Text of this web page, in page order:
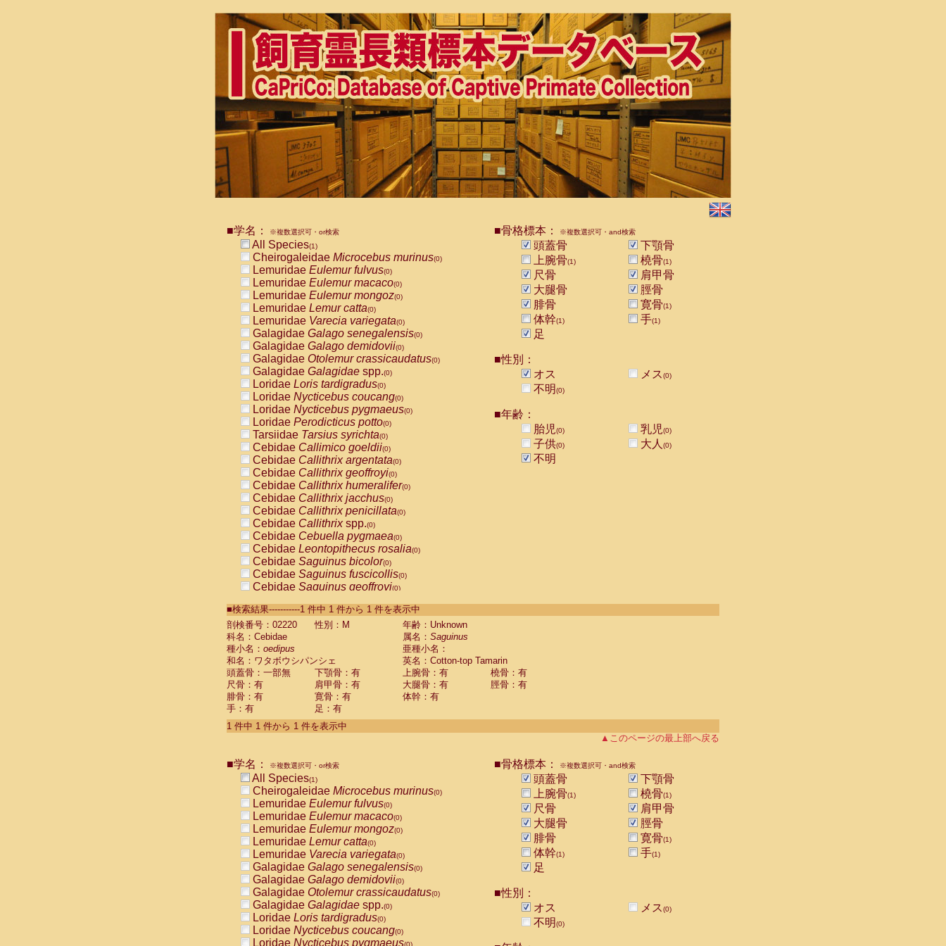
■学名： ※複数選択可・or検索
All Species(1)
Cheirogaleidae Microcebus murinus(0)
Lemuridae Eulemur fulvus(0)
Lemuridae Eulemur macaco(0)
Lemuridae Eulemur mongoz(0)
Lemuridae Lemur catta(0)
Lemuridae Varecia variegata(0)
Galagidae Galago senegalensis(0)
Galagidae Galago demidovii(0)
Galagidae Otolemur crassicaudatus(0)
Galagidae Galagidae spp.(0)
Loridae Loris tardigradus(0)
Loridae Nycticebus coucang(0)
Loridae Nycticebus pygmaeus(0)
Loridae Perodicticus potto(0)
Tarsiidae Tarsius syrichta(0)
Cebidae Callimico goeldii(0)
Cebidae Callithrix argentata(0)
Cebidae Callithrix geoffroyi(0)
Cebidae Callithrix humeralifer(0)
Cebidae Callithrix jacchus(0)
Cebidae Callithrix penicillata(0)
Cebidae Callithrixspp.(0)
Cebidae Cebuella pygmaea(0)
Cebidae Leontopithecus rosalia(0)
Cebidae Saguinus bicolor(0)
Cebidae Saguinus fuscicollis(0)
Cebidae Saguinus geoffroyi(0)
CebidaeSaguinus labiatus(0)
Cebidae Saguinus leucopus (0)
Cebidae
Cebidae
CebidaeSaguinus nigricollis (0)
Cebidae Saguinus oedipus
Cebidae Saguinus weddelli
Cebidae Saguinusspp.
Cebidae Aotus trivirgatus
Cebidae Cebus albifrons
CebidaeCebus nigrivittatus
CebidaeCebus
CebidaeSaimiri boliviensis(0)
CebidaeSaimiri sciureus(0)
AtelidaeAlouatta caraya(0)
AtelidaeAlouatta fusca(0)
AtelidaeAlouatta seniculus
AtelidaeAlouattaspp.(0)
AtelidaeAteles belzebuth(0)
AtelidaeAteles geoffroyi(0)
AtelidaeAteles paniscus(0)
AtelidaeAtelesspp.(0)
Atelidae Lagothrix lagothricha
AtelidaeLagothrix lagothricha cana
PitheciidaeCacajao calvus rubicundus
■骨格標本： ※複数選択可・and検索
頭蓋骨
下顎骨
上腕骨(1) 橈骨(1)
尺骨
肩甲骨
大腿骨
脛骨
腓骨
寛骨(1)
体幹(1) 手(1)
足
■性別：
オス
メス(0)
不明(0)
■年齢：
胎児(0) 乳児(0)
子供(0) 大人 (0)
不明
■検索結果-----------1 件中 1 件から 1 件を表示中
剖検番号：02220
性別：M
年齢：Unknown
科名：Cebidae
属名： Saguinus
種小名： oedipus
亜種小名：
和名：ワタボウシパンシェ
英名：Cotton-top Tamarin
頭蓋骨：一部無
下顎骨：有 上腕骨：有
橈骨：有
尺骨：有
肩甲骨：有 大腿骨：有
脛骨：有
腓骨：有
寛骨：有
体幹：有
手：有
足：有
1 件中 1 件から 1 件を表示中
▲このページの最上部へ戻る
■学名： ※複数選択可・or検索
All Species(1)
Cheirogaleidae Microcebus murinus(0)
Lemuridae Eulemur fulvus(0)
Lemuridae Eulemur macaco(0)
Lemuridae Eulemur mongoz(0)
Lemuridae Lemur catta(0)
Lemuridae Varecia variegata(0)
Galagidae Galago senegalensis(0)
Galagidae Galago demidovii(0)
Galagidae Otolemur crassicaudatus(0)
Galagidae Galagidae spp.(0)
Loridae Loris tardigradus(0)
Loridae Nycticebus coucang(0)
Loridae Nycticebus pygmaeus(0)
■骨格標本： ※複数選択可・and検索
頭蓋骨
下顎骨
上腕骨(1) 橈骨(1)
尺骨
肩甲骨
大腿骨
脛骨
腓骨
寛骨(1)
体幹(1) 手(1)
足
■性別：
オス
メス(0)
不明(0)